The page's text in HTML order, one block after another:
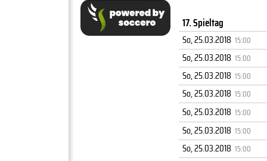
17. Spieltag
So, 25.03.2018 15:00
So, 25.03.2018 15:00
So, 25.03.2018 15:00
So, 25.03.2018 15:00
So, 25.03.2018 15:00
So, 25.03.2018 15:00
So, 25.03.2018 15:00